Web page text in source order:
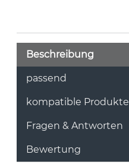
Beschreibung
passend
kompatible Produkte
Fragen & Antworten
Bewertung